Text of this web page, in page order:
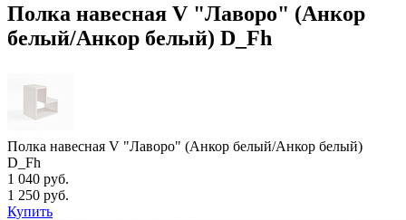
Полка навесная V "Лаворо" (Анкор
белый/Анкор белый) D_Fh
Полка навесная V "Лаворо" (Анкор белый/Анкор белый)
D_Fh
1 040 руб.
1 250 руб.
Купить